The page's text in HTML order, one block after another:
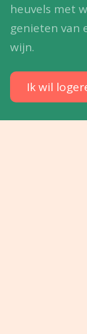
heuvels met
genieten van
wijn.
Ik wil